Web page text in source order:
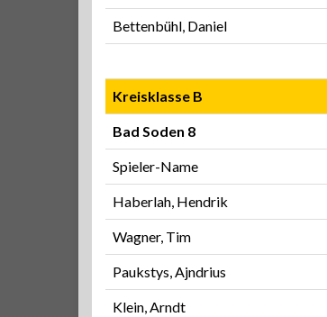
Bettenbühl, Daniel
Kreisklasse B
Bad Soden 8
Spieler-Name
Haberlah, Hendrik
Wagner, Tim
Paukstys, Ajndrius
Klein, Arndt